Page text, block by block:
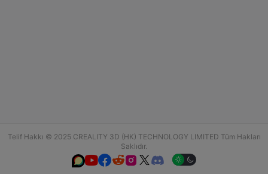
Telif Hakkı © 2025 CREALITY 3D (HK) TECHNOLOGY LIMITED Tüm Hakları
Saklıdır.
  